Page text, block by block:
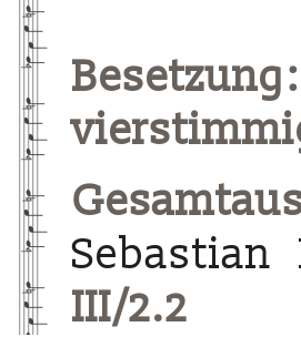
Besetzung:
III/2.2